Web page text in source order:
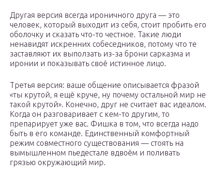
Другая версия всегда ироничного друга — это
человек, который выходит из себя, стоит пробить его
оболочку и сказать что-то честное. Такие люди
ненавидят искренних собеседников, потому что те
заставляют их выползать из-за брони сарказма и
иронии и показывать своё истинное лицо.
Третья версия: ваше общение описывается фразой
«ты крутой, я ещё круче, ну почему остальной мир не
такой крутой». Конечно, друг не считает вас идеалом.
Когда он разговаривает с кем-то другим, то
препарирует уже вас. Фишка в том, что всегда надо
быть в его команде. Единственный комфортный
режим совместного существования — стоять на
вымышленном пьедестале вдвоём и поливать
грязью окружающий мир.